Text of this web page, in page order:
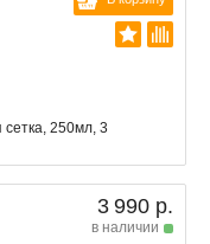
250мл, 3
3 990 р.
в наличии